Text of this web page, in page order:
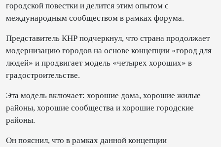
городской повестки и делится этим опытом с
международным сообществом в рамках форума.
Представитель КНР подчеркнул, что страна продолжает
модернизацию городов на основе концепции «город для
людей» и продвигает модель «четырех хороших» в
градостроительстве.
Эта модель включает: хорошие дома, хорошие жилые
районы, хорошие сообщества и хорошие городские
районы.
Он пояснил, что в рамках данной концепции